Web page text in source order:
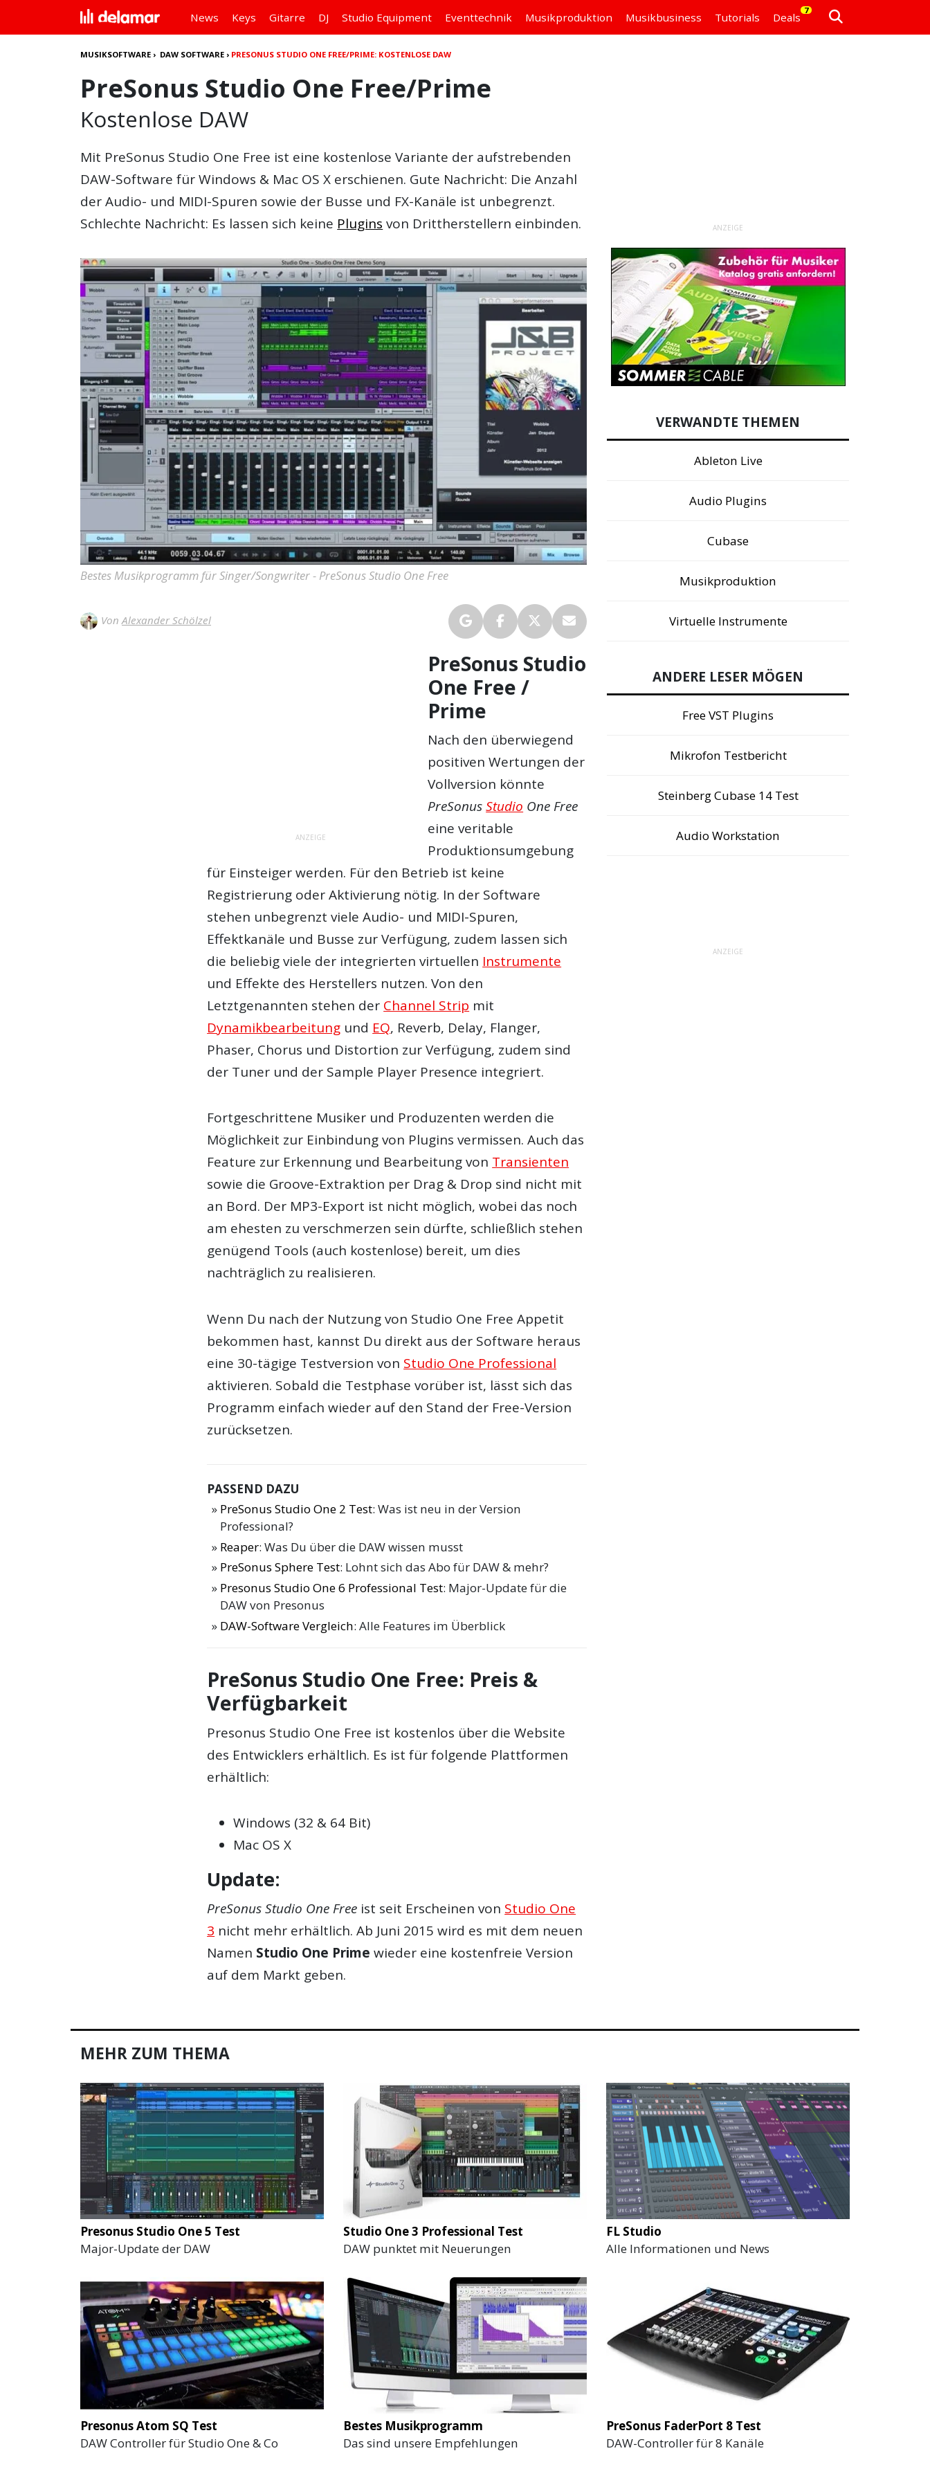
News Keys Gitarre DJ Studio Equipment Eventtechnik Musikproduktion Musikbusiness Tutorials Deals
7
MUSIKSOFTWARE › DAW SOFTWARE › PRESONUS STUDIO ONE FREE/PRIME: KOSTENLOSE DAW
PreSonus Studio One Free/Prime
Kostenlose DAW
Mit PreSonus Studio One Free ist eine kostenlose Variante der aufstrebenden
DAW-Software für Windows & Mac OS X erschienen. Gute Nachricht: Die Anzahl
der Audio- und MIDI-Spuren sowie der Busse und FX-Kanäle ist unbegrenzt.
Schlechte Nachricht: Es lassen sich keine Plugins von Drittherstellern einbinden.
Bestes Musikprogramm für Singer/Songwriter - PreSonus Studio One Free
Von Alexander Schölzel
ANZEIGE
PreSonus Studio
One Free /
Prime
Nach den überwiegend
positiven Wertungen der
Vollversion könnte
PreSonusStudio One Free
eine veritable
Produktionsumgebung
für Einsteiger werden. Für den Betrieb ist keine
Registrierung oder Aktivierung nötig. In der Software
stehen unbegrenzt viele Audio- und MIDI-Spuren,
Effektkanäle und Busse zur Verfügung, zudem lassen sich
die beliebig viele der integrierten virtuellen Instrumente
und Effekte des Herstellers nutzen. Von den
Letztgenannten stehen der Channel Strip mit
Dynamikbearbeitung und EQ, Reverb, Delay, Flanger,
Phaser, Chorus und Distortion zur Verfügung, zudem sind
der Tuner und der Sample Player Presence integriert.
Fortgeschrittene Musiker und Produzenten werden die
Möglichkeit zur Einbindung von Plugins vermissen. Auch das
Feature zur Erkennung und Bearbeitung von Transienten
sowie die Groove-Extraktion per Drag & Drop sind nicht mit
an Bord. Der MP3-Export ist nicht möglich, wobei das noch
am ehesten zu verschmerzen sein dürfte, schließlich stehen
genügend Tools (auch kostenlose) bereit, um dies
nachträglich zu realisieren.
Wenn Du nach der Nutzung von Studio One Free Appetit
bekommen hast, kannst Du direkt aus der Software heraus
eine 30-tägige Testversion von Studio One Professional
aktivieren. Sobald die Testphase vorüber ist, lässt sich das
Programm einfach wieder auf den Stand der Free-Version
zurücksetzen.
PASSEND DAZU
PreSonus Studio One 2 Test: Was ist neu in der Version
Professional?
Reaper: Was Du über die DAW wissen musst
PreSonus Sphere Test: Lohnt sich das Abo für DAW & mehr?
Presonus Studio One 6 Professional Test: Major-Update für die
DAW von Presonus
DAW-Software Vergleich: Alle Features im Überblick
PreSonus Studio One Free: Preis &
Verfügbarkeit
Presonus Studio One Free ist kostenlos über die Website
des Entwicklers erhältlich. Es ist für folgende Plattformen
erhältlich:
Windows (32 & 64 Bit)
Mac OS X
Update:
PreSonus Studio One Free ist seit Erscheinen von Studio One
3 nicht mehr erhältlich. Ab Juni 2015 wird es mit dem neuen
Namen Studio One Prime wieder eine kostenfreie Version
auf dem Markt geben.
ANZEIGE
VERWANDTE THEMEN
Ableton Live
Audio Plugins
Cubase
Musikproduktion
Virtuelle Instrumente
ANDERE LESER MÖGEN
Free VST Plugins
Mikrofon Testbericht
Steinberg Cubase 14 Test
Audio Workstation
ANZEIGE
MEHR ZUM THEMA
Presonus Studio One 5 Test
Major-Update der DAW
Studio One 3 Professional Test
DAW punktet mit Neuerungen
FL Studio
Alle Informationen und News
Presonus Atom SQ Test
DAW Controller für Studio One & Co
Bestes Musikprogramm
Das sind unsere Empfehlungen
PreSonus FaderPort 8 Test
DAW-Controller für 8 Kanäle